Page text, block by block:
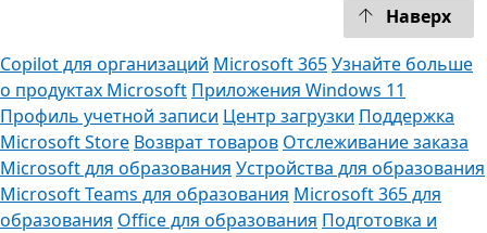
Наверх
Copilot для организаций Microsoft 365Узнайте больше
о продуктах Microsoft Приложения Windows 11
Профиль учетной записи Центр загрузки Поддержка
Microsoft Store Возврат товаров Отслеживание заказа
Microsoft для образования Устройства для образования
Microsoft Teams для образования Microsoft 365 для
образования Office для образования Подготовка и